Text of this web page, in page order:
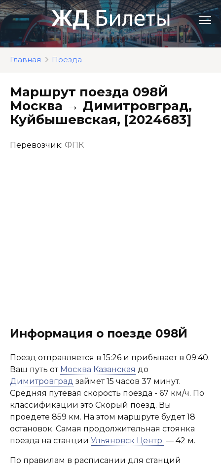
Перейти
к
контенту
Главная Поезда
Маршрут поезда 098Й
Москва → Димитровград,
Куйбышевская, [2024683]
Перевозчик: ФПК
Информация о поезде 098Й
Поезд отправляется в 15:26 и прибывает в 09:40.
Ваш путь от Москва Казанская до
Димитровград займет 15 часов 37 минут.
Средняя путевая скорость поезда - 67 км/ч. По
классификации это Скорый поезд. Вы
проедете 859 км. На этом маршруте будет 18
остановок. Самая продолжительная стоянка
поезда на станции Ульяновск Центр. — 42 м.
По правилам в расписании для станций